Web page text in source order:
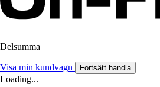
Delsumma
Visa min kundvagn Fortsätt handla
Loading...